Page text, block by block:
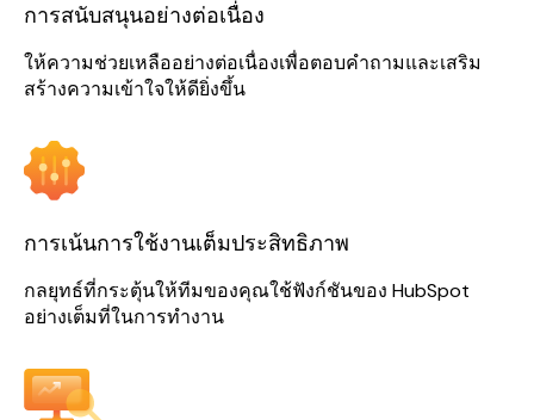
การสนับสนุนอย่างต่อเนื่อง
ให้ความช่วยเหลืออย่างต่อเนื่องเพื่อตอบคำถามและเสริม
สร้างความเข้าใจให้ดียิ่งขึ้น
การเน้นการใช้งานเต็มประสิทธิภาพ
กลยุทธ์ที่กระตุ้นให้ทีมของคุณใช้ฟังก์ชันของ HubSpot
อย่างเต็มที่ในการทำงาน